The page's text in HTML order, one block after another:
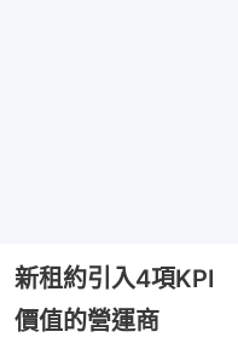
新租約引入4項KPI
價值的營運商